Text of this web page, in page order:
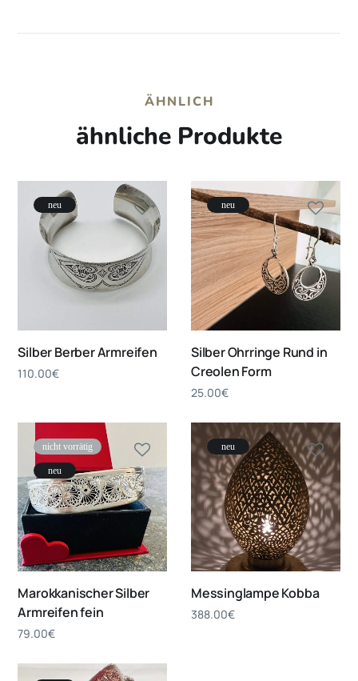
ÄHNLICH
ähnliche Produkte
neu
Silber Berber Armreifen
110.00€
neu
Silber Ohrringe Rund in
Creolen Form
25.00€
nicht vorrätig
neu
Marokkanischer Silber
Armreifen fein
79.00€
neu
Messinglampe Kobba
388.00€